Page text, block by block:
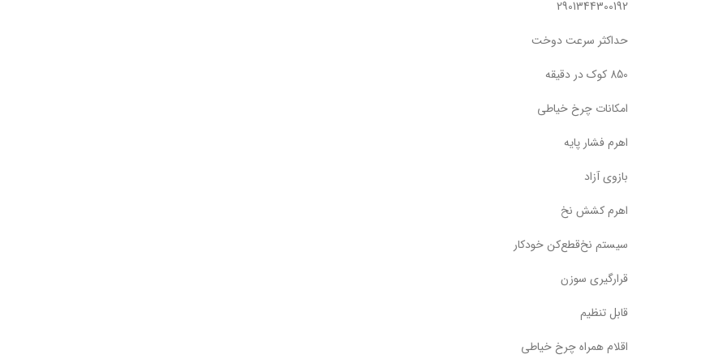
2901344300192
حداکثر سرعت دوخت
850 کوک در دقیقه
امکانات چرخ خیاطی
اهرم فشار پایه
بازوی آزاد
اهرم کشش نخ
سیستم نخ‌قطع‌کن خودکار
قرارگیری سوزن
قابل تنظیم
اقلام همراه چرخ خیاطی